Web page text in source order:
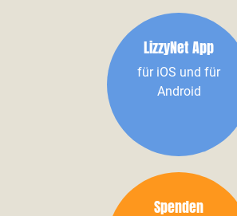
LizzyNet App
für iOS und für
Android
Spenden